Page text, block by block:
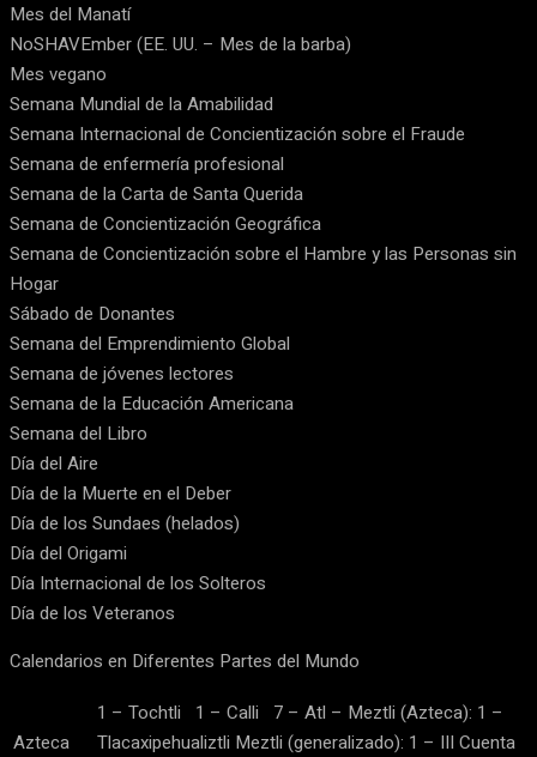
Mes del Manatí
NoSHAVEmber (EE. UU. – Mes de la barba)
Mes vegano
Semana Mundial de la Amabilidad
Semana Internacional de Concientización sobre el Fraude
Semana de enfermería profesional
Semana de la Carta de Santa Querida
Semana de Concientización Geográfica
Semana de Concientización sobre el Hambre y las Personas sin
Hogar
Sábado de Donantes
Semana del Emprendimiento Global
Semana de jóvenes lectores
Semana de la Educación Americana
Semana del Libro
Día del Aire
Día de la Muerte en el Deber
Día de los Sundaes (helados)
Día del Origami
Día Internacional de los Solteros
Día de los Veteranos
Calendarios en Diferentes Partes del Mundo
Azteca
1 – Tochtli 1 – Calli 7 – Atl – Meztli (Azteca): 1 –
Tlacaxipehualiztli Meztli (generalizado): 1 – III Cuenta